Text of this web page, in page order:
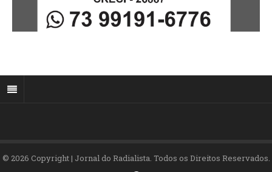
© 2026 Copyright | Jornal do Radialista. Todos os Direitos Reservados.